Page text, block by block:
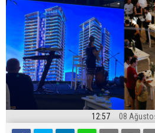
12:57 08